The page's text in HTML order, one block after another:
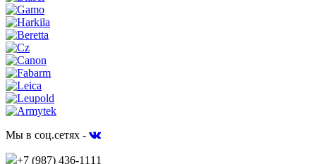
Мы в соц.сетях -
+7 (987) 436-1111